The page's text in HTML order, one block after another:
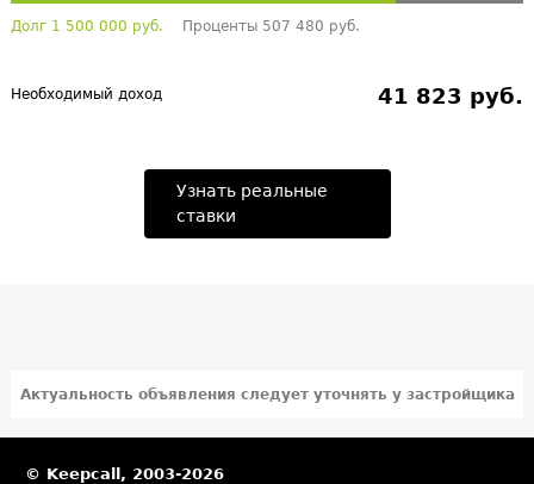
Долг 1 500 000 руб. Проценты 507 480 руб.
Необходимый доход 41 823 руб.
Узнать реальные
ставки
Актуальность объявления следует уточнять у застройщика
© Keepcall, 2003-2026